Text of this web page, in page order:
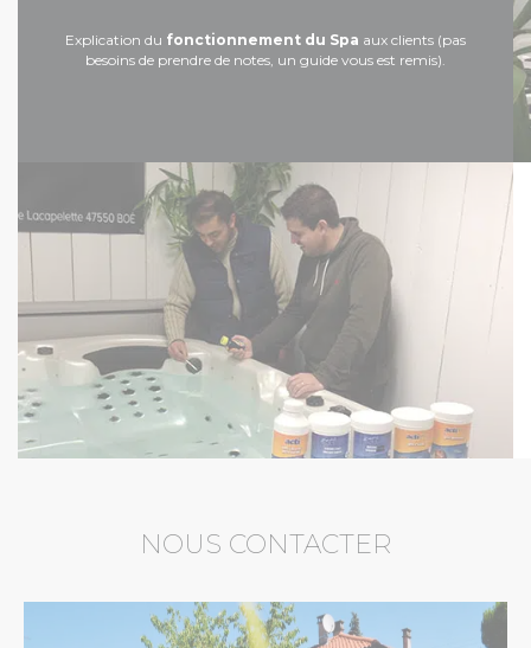
Explication du fonctionnement du Spa aux clients (pas
besoins de prendre de notes, un guide vous est remis).
NOUS CONTACTER